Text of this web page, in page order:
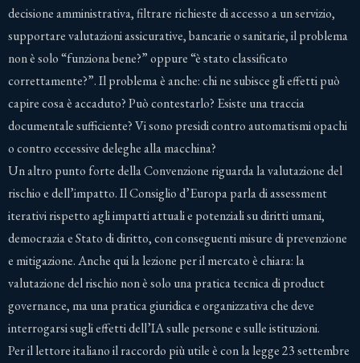
decisione amministrativa, filtrare richieste di accesso a un servizio,
supportare valutazioni assicurative, bancarie o sanitarie, il problema
non è solo “funziona bene?” oppure “è stato classificato
correttamente?”. Il problema è anche: chi ne subisce gli effetti può
capire cosa è accaduto? Può contestarlo? Esiste una traccia
documentale sufficiente? Vi sono presidi contro automatismi opachi
o contro eccessive deleghe alla macchina?
Un altro punto forte della Convenzione riguarda la valutazione del
rischio e dell’impatto. Il Consiglio d’Europa parla di assessment
iterativi rispetto agli impatti attuali e potenziali su diritti umani,
democrazia e Stato di diritto, con conseguenti misure di prevenzione
e mitigazione. Anche qui la lezione per il mercato è chiara: la
valutazione del rischio non è solo una pratica tecnica di product
governance, ma una pratica giuridica e organizzativa che deve
interrogarsi sugli effetti dell’IA sulle persone e sulle istituzioni.
Per il lettore italiano il raccordo più utile è con la legge 23 settembre